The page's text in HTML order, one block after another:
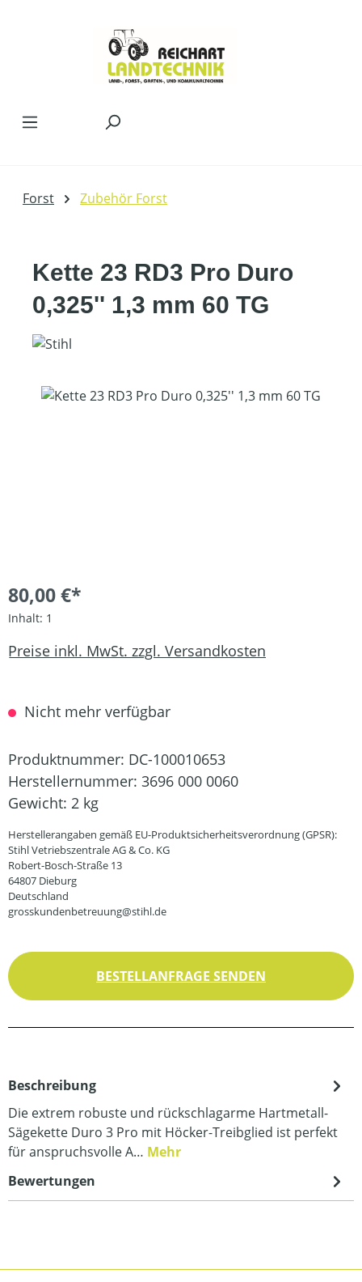
Forst Zubehör Forst
Kette 23 RD3 Pro Duro
0,325'' 1,3 mm 60 TG
Bildergalerie überspringen
80,00 €*
Inhalt: 1
Preise inkl. MwSt. zzgl. Versandkosten
Nicht mehr verfügbar
Produktnummer: DC-100010653
Herstellernummer: 3696 000 0060
Gewicht: 2 kg
Herstellerangaben gemäß EU-Produktsicherheitsverordnung (GPSR):
Stihl Vetriebszentrale AG & Co. KG
Robert-Bosch-Straße 13
64807 Dieburg
Deutschland
grosskundenbetreuung@stihl.de
BESTELLANFRAGE SENDEN
Beschreibung
Die extrem robuste und rückschlagarme Hartmetall-
Sägekette Duro 3 Pro mit Höcker-Treibglied ist perfekt
für anspruchsvolle A… Mehr
Bewertungen